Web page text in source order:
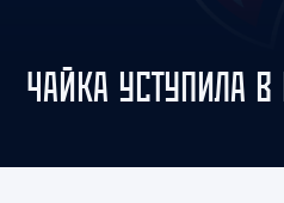
ЧАЙКА УСТУПИЛА